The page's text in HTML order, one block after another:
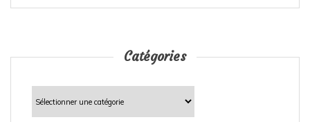
Catégories
Catégories